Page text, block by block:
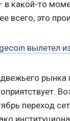
какой-то
всего, это
вылетел
рынка
переход